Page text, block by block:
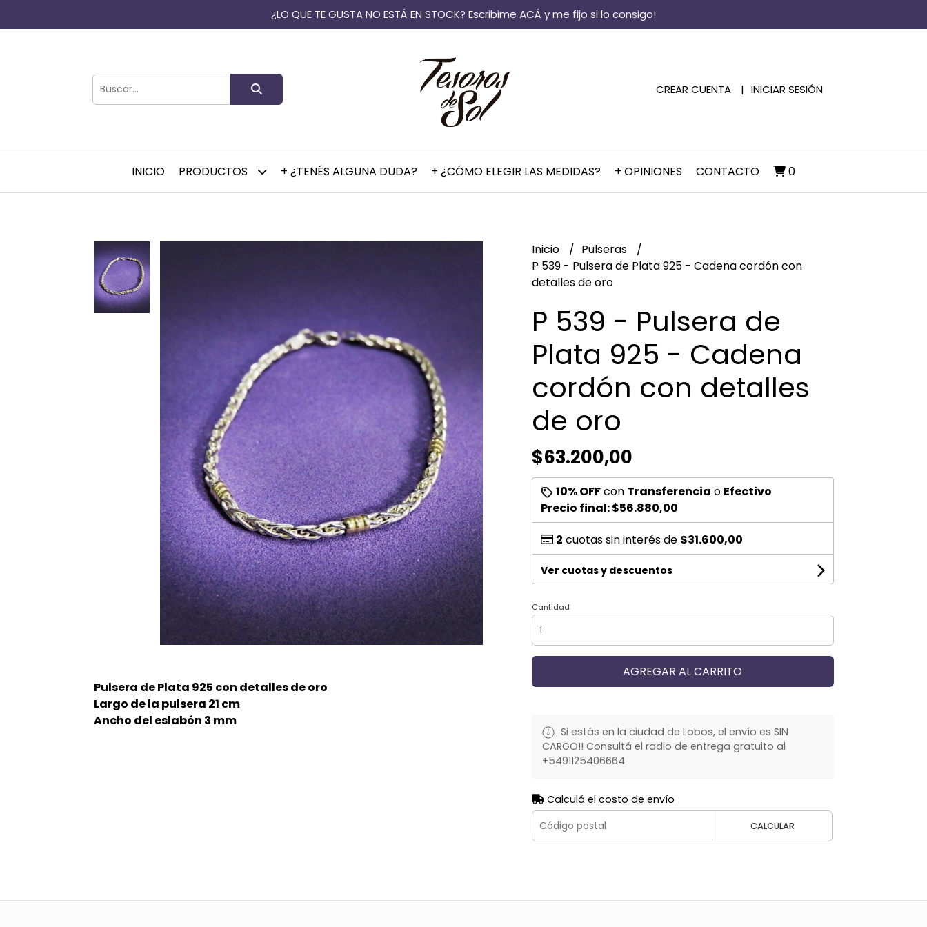
¿LO QUE TE GUSTA NO ESTÁ EN STOCK? Escribime ACÁ y me fijo si lo consigo!
CREAR CUENTA INICIAR SESIÓN
INICIO PRODUCTOS + ¿TENÉS ALGUNA DUDA? + ¿CÓMO ELEGIR LAS MEDIDAS? + OPINIONES CONTACTO 0
Pulsera de Plata 925 con detalles de oro
Largo de la pulsera 21 cm
Ancho del eslabón 3 mm
Inicio
Pulseras
P 539 - Pulsera de Plata 925 - Cadena cordón con
detalles de oro
P 539 - Pulsera de
Plata 925 - Cadena
cordón con detalles
de oro
$63.200,00
10% OFFcon Transferencia o Efectivo
Precio final:$56.880,00
2 cuotas sin interés de $31.600,00
Ver cuotas y descuentos
Cantidad
AGREGAR AL CARRITO
Si estás en la ciudad de Lobos, el envío es SIN
CARGO!! Consultá el radio de entrega gratuito al
+5491125406664
Calculá el costo de envío
CALCULAR